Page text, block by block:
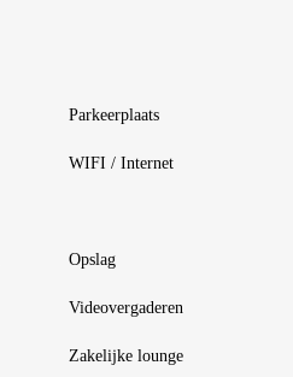
Parkeerplaats
WIFI / Internet
Opslag
Videovergaderen
Zakelijke lounge